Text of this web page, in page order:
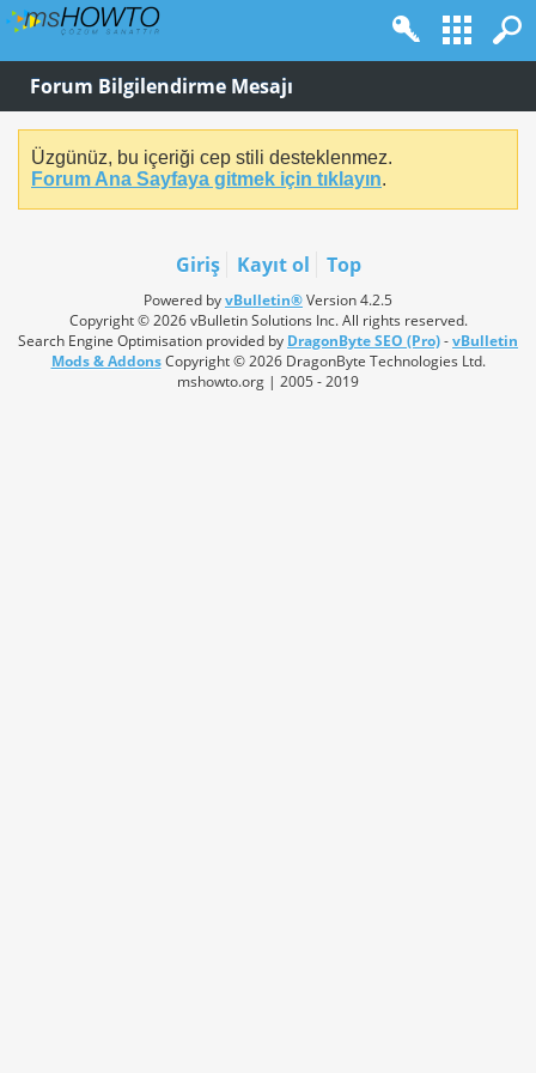
Forum Bilgilendirme Mesajı
Üzgünüz, bu içeriği cep stili desteklenmez.
Forum Ana Sayfaya gitmek için tıklayın.
Giriş Kayıt ol Top
Powered byvBulletin®Version 4.2.5
Copyright © 2026 vBulletin Solutions Inc. All rights reserved.
Search Engine Optimisation provided by DragonByte SEO (Pro)-vBulletin
Mods & AddonsCopyright © 2026 DragonByte Technologies Ltd.
mshowto.org | 2005 - 2019